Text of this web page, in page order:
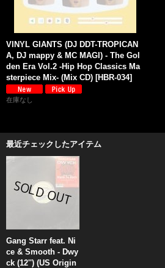
VINYL GIANTS (DJ DDT-TROPICAN
A, DJ mappy & MC MAGI) - The Gol
den Era Vol.2 -Hip Hop Classics Ma
sterpiece Mix- (Mix CD) [HBR-034]
在庫なし
最近チェックしたアイテム
Gang Starr feat. Ni
ce & Smooth - Dwy
ck (12'') (US Origin